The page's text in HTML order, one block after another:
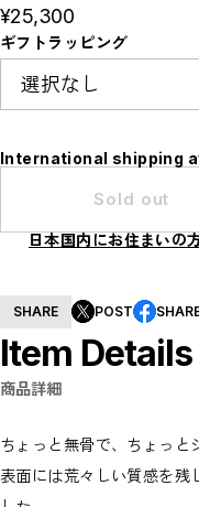
¥25,300
ギフトラッピング
International shipping
Sold out
日本国内にお住まいの
SHARE POST
Item Details
商品詳細
ちょっと無骨で、ちょっと
表面には荒々しい質感を残